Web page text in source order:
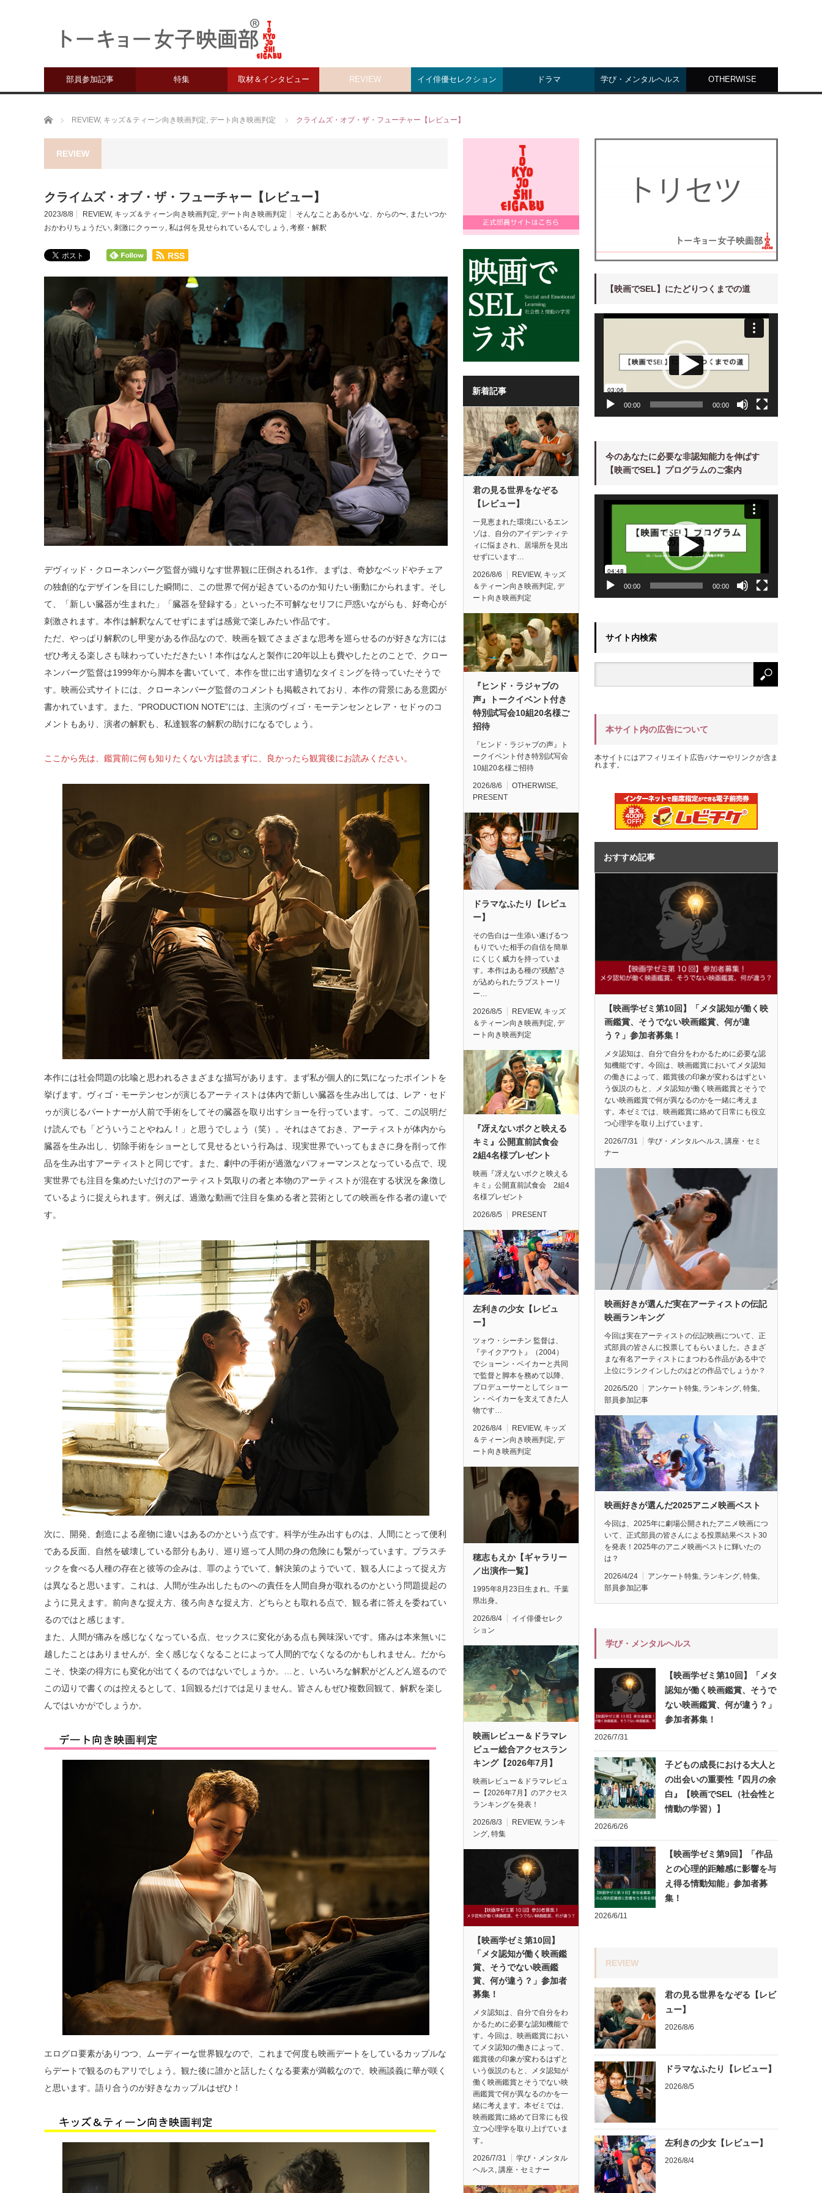
部員参加記事 特集 取材＆インタビュー REVIEW イイ俳優セレクション ドラマ 学び・メンタルヘルス OTHERWISE
ホーム REVIEW, キッズ＆ティーン向き映画判定, デート向き映画判定 クライムズ・オブ・ザ・フューチャー【レビュー】
REVIEW
クライムズ・オブ・ザ・フューチャー【レビュー】
2023/8/8 REVIEW, キッズ＆ティーン向き映画判定, デート向き映画判定 そんなことあるかいな、からの〜, またいつか
おかわりちょうだい, 刺激にクゥーッ , 私は何を見せられているんでしょう , 考察・解釈
RSS
デヴィッド・クローネンバーグ監督が織りなす世界観に圧倒される1作。まずは、奇妙なベッドやチェア
の独創的なデザインを目にした瞬間に、この世界で何が起きているのか知りたい衝動にかられます。そし
て、「新しい臓器が生まれた」「臓器を登録する」といった不可解なセリフに戸惑いながらも、好奇心が
刺激されます。本作は解釈なんてせずにまずは感覚で楽しみたい作品です。
ただ、やっぱり解釈のし甲斐がある作品なので、映画を観てさまざまな思考を巡らせるのが好きな方には
ぜひ考える楽しさも味わっていただきたい！本作はなんと製作に20年以上も費やしたとのことで、クロー
ネンバーグ監督は1999年から脚本を書いていて、本作を世に出す適切なタイミングを待っていたそうで
す。映画公式サイトには、クローネンバーグ監督のコメントも掲載されており、本作の背景にある意図が
書かれています。また、“PRODUCTION NOTE”には、主演のヴィゴ・モーテンセンとレア・セドゥのコ
メントもあり、演者の解釈も、私達観客の解釈の助けになるでしょう。
ここから先は、鑑賞前に何も知りたくない方は読まずに、良かったら観賞後にお読みください。
本作には社会問題の比喩と思われるさまざまな描写があります。まず私が個人的に気になったポイントを
挙げます。ヴィゴ・モーテンセンが演じるアーティストは体内で新しい臓器を生み出しては、レア・セド
ゥが演じるパートナーが人前で手術をしてその臓器を取り出すショーを行っています。って、この説明だ
け読んでも「どういうことやねん！」と思うでしょう（笑）。それはさておき、アーティストが体内から
臓器を生み出し、切除手術をショーとして見せるという行為は、現実世界でいってもまさに身を削って作
品を生み出すアーティストと同じです。また、劇中の手術が過激なパフォーマンスとなっている点で、現
実世界でも注目を集めたいだけのアーティスト気取りの者と本物のアーティストが混在する状況を象徴し
ているように捉えられます。例えば、過激な動画で注目を集める者と芸術としての映画を作る者の違いで
す。
次に、開発、創造による産物に違いはあるのかという点です。科学が生み出すものは、人間にとって便利
である反面、自然を破壊している部分もあり、巡り巡って人間の身の危険にも繋がっています。プラスチ
ックを食べる人種の存在と彼等の企みは、罪のようでいて、解決策のようでいて、観る人によって捉え方
は異なると思います。これは、人間が生み出したものへの責任を人間自身が取れるのかという問題提起の
ように見えます。前向きな捉え方、後ろ向きな捉え方、どちらとも取れる点で、観る者に答えを委ねてい
るのではと感じます。
また、人間が痛みを感じなくなっている点、セックスに変化がある点も興味深いです。痛みは本来無いに
越したことはありませんが、全く感じなくなることによって人間的でなくなるのかもしれません。だから
こそ、快楽の得方にも変化が出てくるのではないでしょうか。…と、いろいろな解釈がどんどん巡るので
この辺りで書くのは控えるとして、1回観るだけでは足りません。皆さんもぜひ複数回観て、解釈を楽し
んではいかがでしょうか。
エログロ要素がありつつ、ムーディーな世界観なので、これまで何度も映画デートをしているカップルな
らデートで観るのもアリでしょう。観た後に誰かと話したくなる要素が満載なので、映画談義に華が咲く
と思います。語り合うのが好きなカップルはぜひ！
新着記事
君の見る世界をなぞる
【レビュー】
一見恵まれた環境にいるエン
ゾは、自分のアイデンティテ
ィに悩まされ、居場所を見出
せずにいます…
2026/8/6 REVIEW, キッズ
＆ティーン向き映画判定 デ
ート向き映画判定
『ヒンド・ラジャブの
声』トークイベント付き
特別試写会10組20名様ご
招待
『ヒンド・ラジャブの声』ト
ークイベント付き特別試写会
10組20名様ご招待
2026/8/6 OTHERWISE,
PRESENT
ドラマなふたり【レビュ
ー】
その告白は一生添い遂げるつ
もりでいた相手の自信を簡単
にくじく威力を持っていま
す。本作はある種の“残酷”さ
が込められたラブストーリ
ー…
2026/8/5 REVIEW, キッズ
＆ティーン向き映画判定 デ
ート向き映画判定
『冴えないボクと映える
キミ』公開直前試食会
2組4名様プレゼント
映画『冴えないボクと映える
キミ』公開直前試食会 2組4
名様プレゼント
2026/8/5 PRESENT
左利きの少女【レビュ
ー】
ツォウ・シーチン 監督は、
『テイクアウト』（2004）
でショーン・ベイカーと共同
で監督と脚本を務めて以降、
プロデューサーとしてショー
ン・ベイカーを支えてきた人
物です…
2026/8/4 REVIEW, キッズ
＆ティーン向き映画判定 デ
ート向き映画判定
穂志もえか【ギャラリー
／出演作一覧】
1995年8月23日生まれ。千葉
県出身。
2026/8/4
イイ俳優セレク
ション
映画レビュー＆ドラマレ
ビュー総合アクセスラン
キング【2026年7月】
映画レビュー＆ドラマレビュ
ー【2026年7月】のアクセス
ランキングを発表！
2026/8/3 REVIEW, ランキ
ング, 特集
【映画学ゼミ第10回】
「メタ認知が働く映画鑑
賞、そうでない映画鑑
賞、何が違う？」参加者
募集！
メタ認知は、自分で自分をわ
かるために必要な認知機能で
す。今回は、映画鑑賞におい
てメタ認知の働きによって、
鑑賞後の印象が変わるはずと
いう仮説のもと、メタ認知が
働く映画鑑賞とそうでない映
画鑑賞で何が異なるのかを一
緒に考えます。本ゼミでは、
映画鑑賞に絡めて日常にも役
立つ心理学を取り上げていま
す。
2026/7/31
学び・メンタル
ヘルス 講座・セミナー
【映画でSEL】にたどりつくまでの道
00:00 00:00
今のあなたに必要な非認知能力を伸ばす
【映画でSEL】プログラムのご案内
動
00:00 00:00
サイト内検索
本サイト内の広告について
本サイトにはアフィリエイト広告バナーやリンクが含ま
れます。
おすすめ記事
【映画学ゼミ第10回】「メタ認知が働く映
画鑑賞、そうでない映画鑑賞、何が違
う？」参加者募集！
メタ認知は、自分で自分をわかるために必要な認
知機能です。今回は、映画鑑賞においてメタ認知
の働きによって、鑑賞後の印象が変わるはずとい
う仮説のもと、メタ認知が働く映画鑑賞とそうで
ない映画鑑賞で何が異なるのかを一緒に考えま
す。本ゼミでは、映画鑑賞に絡めて日常にも役立
つ心理学を取り上げています。
2026/7/31 学び・メンタルヘルス, 講座・セミ
ナー
映画好きが選んだ実在アーティストの伝記
映画ランキング
今回は実在アーティストの伝記映画について、正
式部員の皆さんに投票してもらいました。さまざ
まな有名アーティストにまつわる作品がある中で
上位にランクインしたのはどの作品でしょうか？
2026/5/20 アンケート特集, ランキング, 特集,
部員参加記事
映画好きが選んだ2025アニメ映画ベスト
今回は、2025年に劇場公開されたアニメ映画につ
いて、正式部員の皆さんによる投票結果ベスト30
を発表！2025年のアニメ映画ベストに輝いたの
は？
2026/4/24 アンケート特集, ランキング, 特集,
部員参加記事
学び・メンタルヘルス
【映画学ゼミ第10回】「メタ
認知が働く映画鑑賞、そうで
ない映画鑑賞、何が違う？」
参加者募集！
2026/7/31
子どもの成長における大人と
の出会いの重要性『四月の余
白』【映画でSEL（社会性と
情動の学習）】
2026/6/26
【映画学ゼミ第9回】「作品
との心理的距離感に影響を与
え得る情動知能」参加者募
集！
2026/6/11
REVIEW
君の見る世界をなぞる【レビ
ュー】
2026/8/6
ドラマなふたり【レビュー】
2026/8/5
左利きの少女【レビュー】
2026/8/4